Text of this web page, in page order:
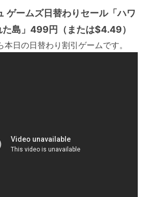
ゲームズ日替わりセール「ハワ
た島」499円（または$4.49）
本日の日替わり割引ゲームです。